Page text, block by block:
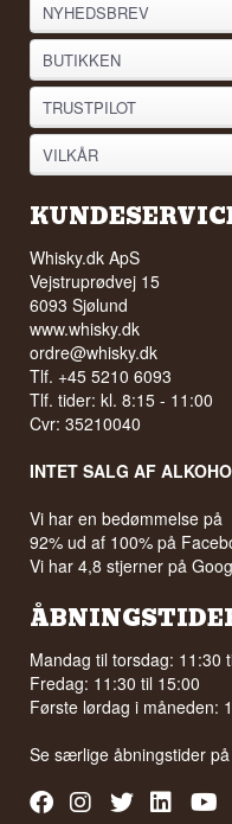
NYHEDSBREV
BUTIKKEN
TRUSTPILOT
VILKÅR
Whisky.dk ApS
Vejstruprødvej 15
6093 Sjølund
www.whisky.dk
ordre@whisky.dk
Tlf. +45 5210 6093
Tlf. tider: kl. 8:15 - 11:00
Cvr: 35210040
INTET SALG AF
Vi har en bedømmelse på
92% ud af 100% på
Vi har 4,8 stjerner på
Mandag til torsdag: 11:30
Fredag: 11:30 til 15:00
Første lørdag i måneden:
Se særlige åbningstider